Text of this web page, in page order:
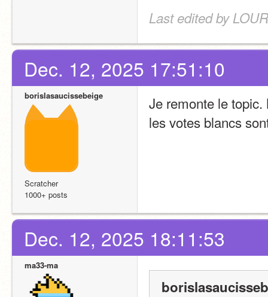
Last edited by
Dec. 12, 2025 17:51:10
borislasaucissebeige
Scratcher
1000+ posts
Je remonte le
les votes blancs
Dec. 12, 2025 18:11:53
ma33-ma